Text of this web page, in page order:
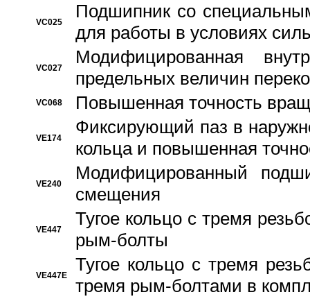
VC025
Подшипник со
для работы в условиях
VC027
Модифицированная
предельных величин
VC068 Повышенная точность
VE174
Фиксирующий паз в
кольца и повышенная
VE240
Модифицированный
смещения
VE447
Тугое кольцо с тремя
рым-болты
VE447E
Тугое кольцо с тремя
тремя рым-болтами в